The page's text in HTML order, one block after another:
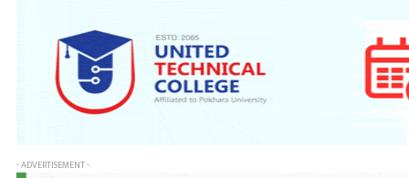
- ADVERTISEMENT -